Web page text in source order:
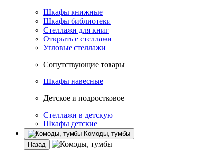
Шкафы книжные
Шкафы библиотеки
Стеллажи для книг
Открытые стеллажи
Угловые стеллажи
Сопутствующие товары
Шкафы навесные
Детское и подростковое
Стеллажи в детскую
Шкафы детские
Комоды, тумбы
Назад